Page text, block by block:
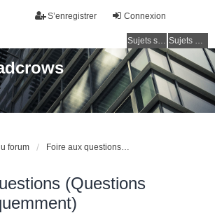
Connexion
S’enregistrer
Sujets sans réponse Sujets actifs
forum Foire aux questions (Questions posées fréquemment)
(Questions